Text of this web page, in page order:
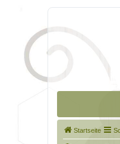
Startseite